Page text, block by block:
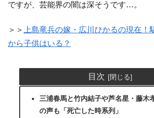
ですが、芸能界の闇は深そうです…。
＞＞
上島竜兵の嫁・広川ひかるの現在！
から子供はいる？
目次
三浦春馬と竹内結子や芦名星・藤木
の声も「死亡した時系列」